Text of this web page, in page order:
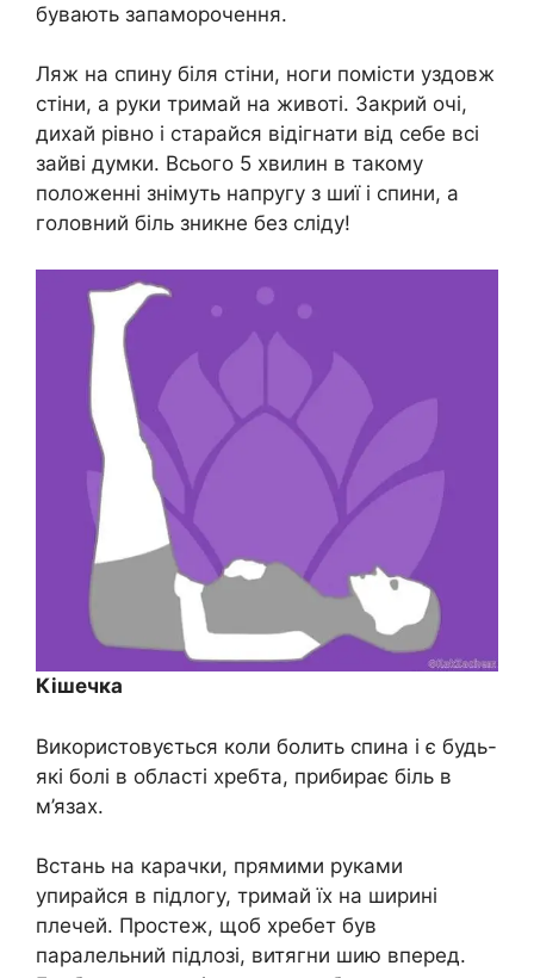
бувають запаморочення.
Ляж на спину біля стіни, ноги помісти уздовж
стіни, а руки тримай на животі. Закрий очі,
дихай рівно і старайся відігнати від себе всі
зайві думки. Всього 5 хвилин в такому
положенні знімуть напругу з шиї і спини, а
головний біль зникне без сліду!
Кішечка
Використовується коли болить спина і є будь-
які болі в області хребта, прибирає біль в
м’язах.
Встань на карачки, прямими руками
упирайся в підлогу, тримай їх на ширині
плечей. Простеж, щоб хребет був
паралельний підлозі, витягни шию вперед.